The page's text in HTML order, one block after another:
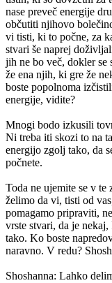
nase preveč energije
občutiti njihovo
vi tisti, ki to počne, za
stvari še naprej
jih ne bo več, dokler se
že ena njih, ki gre že
boste popolnoma
energije, vidite?
Mnogi bodo izkusili
Ni treba iti skozi to na
energijo zgolj tako, da
počnete.
Toda ne ujemite se v
želimo da vi, tisti od
pomagamo pripraviti,
vrste stvari, da je
tako. Ko boste
naravno. V redu?
Shoshanna: Lahko